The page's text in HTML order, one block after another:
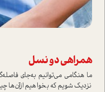
همراهي دو نسل
ما هنگامي مي‌توانيم به‌جاي
نزديك شويم كه بخواهيم ازآن‌ها